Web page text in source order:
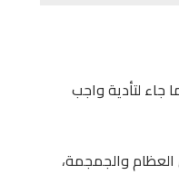
لتأدية واجب
والجمجمة،